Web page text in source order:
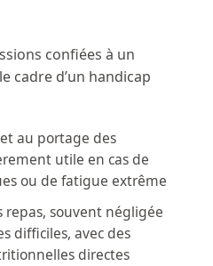
confiées à un
cadre d’un handicap
et au portage des
utile en cas de
ou de fatigue extrême
souvent négligée
difficiles, avec des
directes